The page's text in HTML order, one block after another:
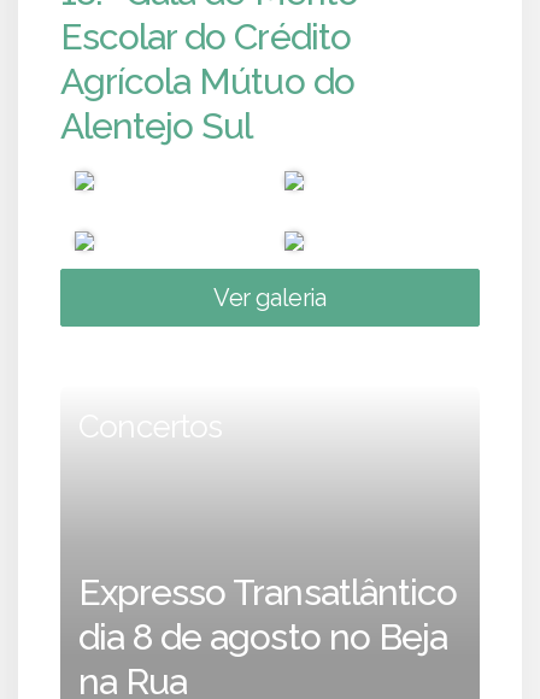
Escolar do Crédito
Agrícola Mútuo do
Alentejo Sul
Ver galeria
Concertos
Expresso Transatlântico
dia 8 de agosto no Beja
na Rua